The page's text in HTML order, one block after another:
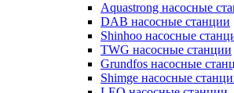
Aquastrong насосные
DAB насосные станции
Shinhoo насосные
TWG насосные станции
Grundfos насосные
Shimge насосные